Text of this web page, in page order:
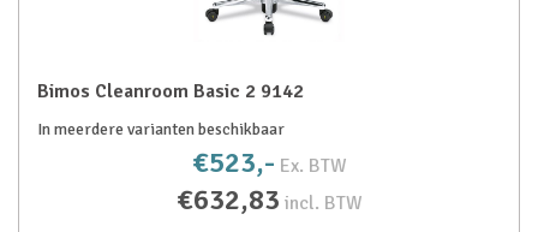
Bimos Cleanroom Basic 2 9142
In meerdere varianten beschikbaar
€523,- Ex. BTW
€632,83 incl. BTW